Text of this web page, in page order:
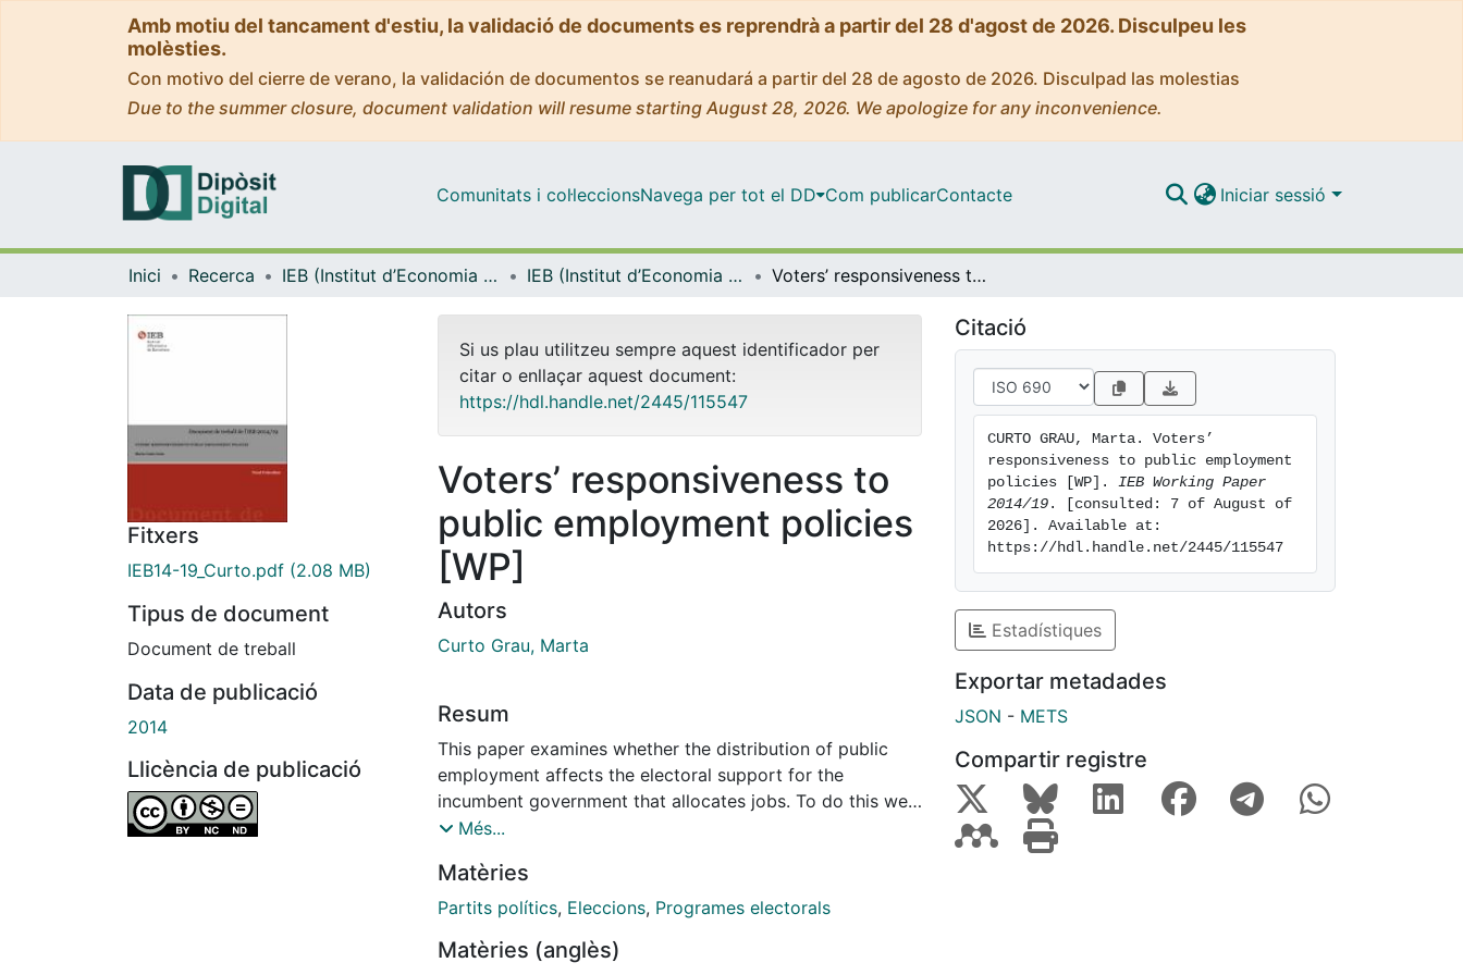
Amb motiu del tancament d'estiu, la validació de documents es reprendrà a partir del 28 d'agost de 2026. Disculpeu les
molèsties.
Con motivo del cierre de verano, la validación de documentos se reanudará a partir del 28 de agosto de 2026. Disculpad las molestias
Due to the summer closure, document validation will resume starting August 28, 2026. We apologize for any inconvenience.
Comunitats i col·leccionsNavega per tot el DD Com publicarContacte Iniciar sessió
Inici Recerca IEB (Institut d’Economia de Barcelona) IEB (Institut d’Economia de Barcelona) – Working Papers Voters’ responsiveness to public employment policies [WP]
Fitxers
IEB14-19_Curto.pdf (2.08 MB)
Tipus de document
Document de treball
Data de publicació
2014
Llicència de publicació
Si us plau utilitzeu sempre aquest identificador per
citar o enllaçar aquest document:
https://hdl.handle.net/2445/115547
Voters’ responsiveness to
public employment policies
[WP]
Autors
Curto Grau, Marta
Resum
This paper examines whether the distribution of public
employment affects the electoral support for the
incumbent government that allocates jobs. To do this we
focus on the Spanish Plan for Rural Employment (PER), a
the central government in two lagging regions. We
evaluate voters’ responsiveness to this policy using
that combines propensity score matching with a
Més...
Matèries
Partits polítics, Eleccions, Programes electorals
Matèries (anglès)
Citació
CURTO GRAU, Marta. Voters’
responsiveness to public employment
policies [WP]. IEB Working Paper
2014/19 . [consulted: 7 of August of
2026]. Available at:
https://hdl.handle.net/2445/115547
Estadístiques
Exportar metadades
JSON - METS
Compartir registre